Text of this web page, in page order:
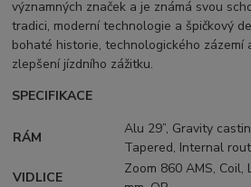
významných značek a je známá svou
tradici, moderní technologie a špičkový
bohaté historie, technologického zázemí
zlepšení jízdního zážitku.
SPECIFIKACE
RÁM
Alu 29”, Gravity
Tapered, Internal
VIDLICE
Zoom 860 AMS,